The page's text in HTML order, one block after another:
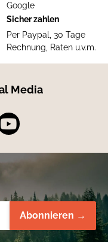
Google
Sicher zahlen
Per Paypal, 30 Tage
Rechnung, Raten u.v.m.
Media
Abonnieren →